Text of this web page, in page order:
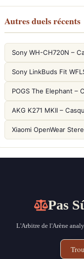
Autres duels récents
Pas
L'Arbitre de l'Arène